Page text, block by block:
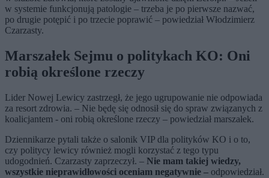
w systemie funkcjonują patologie – trzeba je po pierwsze nazwać,
po drugie potępić i po trzecie poprawić – powiedział Włodzimierz
Czarzasty.
Marszałek Sejmu o politykach KO: Oni
robią określone rzeczy
Lider Nowej Lewicy zastrzegł, że jego ugrupowanie nie odpowiada
za resort zdrowia. – Nie będę się odnosił się do spraw związanych z
koalicjantem - oni robią określone rzeczy – powiedział marszałek.
Dziennikarze pytali także o salonik VIP dla polityków KO i o to,
czy politycy lewicy również mogli korzystać z tego typu
udogodnień. Czarzasty zaprzeczył. – Nie mam takiej wiedzy,
wszystkie nieprawidłowości oceniam negatywnie – odpowiedział.